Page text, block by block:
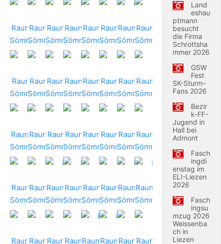
Land
eshau
ptmann
besucht
die Firma
Schrottsha
mmer 2026
GSW
Fest
SK-Sturm-
Fans 2026
Bezir
k-FF-
Jugend in
Hall bei
Admont
Fasch
ingdi
enstag im
ELI-Liezen
2026
Fasch
ingsu
mzug 2026
Weissenba
ch in
Liezen